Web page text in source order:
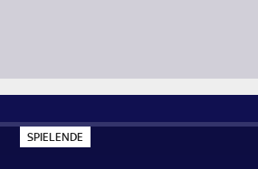
SPIELENDE
P